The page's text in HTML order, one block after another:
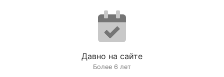
Давно на сайте
Более 6 лет